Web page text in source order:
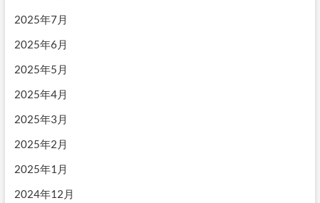
2025年7月
2025年6月
2025年5月
2025年4月
2025年3月
2025年2月
2025年1月
2024年12月